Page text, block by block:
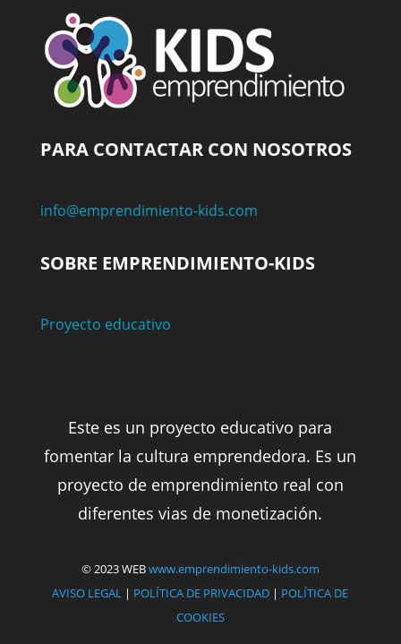
PARA CONTACTAR CON NOSOTROS
info@emprendimiento-kids.com
SOBRE EMPRENDIMIENTO-KIDS
Proyecto educativo
Este es un proyecto educativo para
fomentar la cultura emprendedora. Es un
proyecto de emprendimiento real con
diferentes vias de monetización.
© 2023 WEBwww.emprendimiento-kids.com
AVISO LEGAL | POLÍTICA DE PRIVACIDAD | POLÍTICA DE
COOKIES